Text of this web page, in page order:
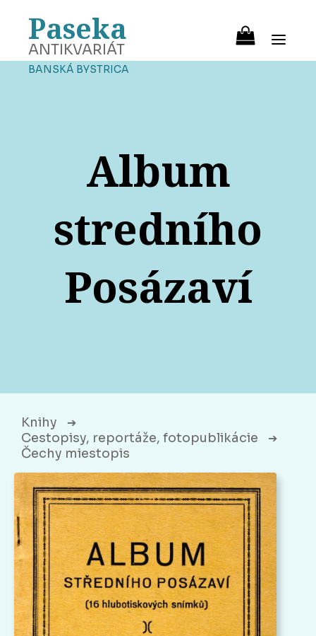
Paseka
ANTIKVARIÁT
BANSKÁ BYSTRICA
Album
stredního
Posázaví
Knihy ➔
Cestopisy, reportáže, fotopublikácie ➔
Čechy miestopis